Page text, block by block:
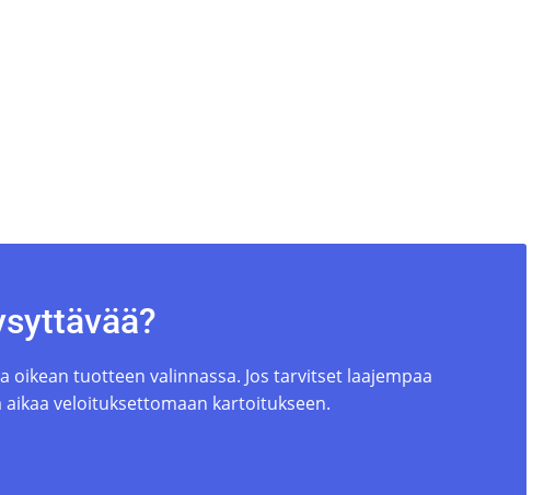
tuotteen valinnassa. Jos tarvitset laajempaa
veloituksettomaan kartoitukseen.